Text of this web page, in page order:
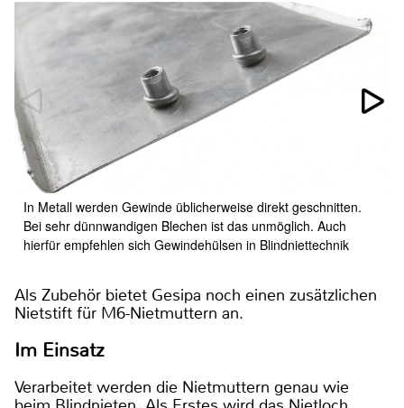
In Metall werden Gewinde üblicherweise direkt geschnitten.
Bei sehr dünnwandigen Blechen ist das unmöglich. Auch
hierfür empfehlen sich Gewindehülsen in Blindniettechnik
Als Zubehör bietet Gesipa noch einen zusätzlichen
Nietstift für M6-Nietmuttern an.
Im Einsatz
Verarbeitet werden die Nietmuttern genau wie